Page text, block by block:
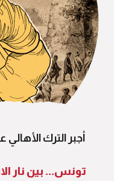
أجبر الترك
تونس... بين نار